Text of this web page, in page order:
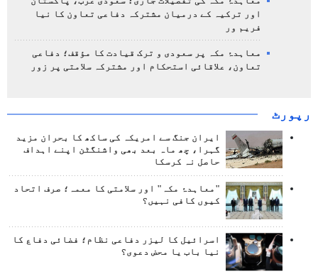
اور ترکیہ کے درمیان مشترکہ دفاعی تعاون کا نیا
فریم ور
معاہدۂ مکہ پر سعودی و ترک قیادت کا مؤقف؛ دفاعی
تعاون، علاقائی استحکام اور مشترکہ سلامتی پر زور
رپورٹ
ایران جنگ سے امریکہ کی ساکھ کا بحران مزید
گہرا، چھ ماہ بعد بھی واشنگٹن اپنے اہداف
حاصل نہ کرسکا
"معاہدۂ مکہ" اور سلامتی کا معمہ؛ صرف اتحاد
کیوں کافی نہیں؟
اسرائیل کا لیزر دفاعی نظام؛ فضائی دفاع کا
نیا باب یا محض دعوی؟